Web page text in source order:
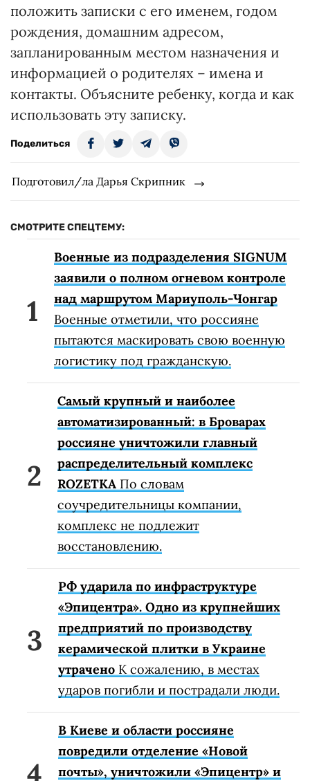
положить записки с его именем, годом
рождения, домашним адресом,
запланированным местом назначения и
информацией о родителях – имена и
контакты. Объясните ребенку, когда и как
использовать эту записку.
Поделиться
Подготовил/ла Дарья Скрипник
СМОТРИТЕ СПЕЦТЕМУ:
Военные из подразделения SIGNUM
заявили о полном огневом контроле
над маршрутом Мариуполь-Чонгар
Военные отметили, что россияне
пытаются маскировать свою военную
логистику под гражданскую.
Самый крупный и наиболее
автоматизированный: в Броварах
россияне уничтожили главный
распределительный комплекс
ROZETKA По словам
соучредительницы компании,
комплекс не подлежит
восстановлению.
РФ ударила по инфраструктуре
«Эпицентра». Одно из крупнейших
предприятий по производству
керамической плитки в Украине
утрачено К сожалению, в местах
ударов погибли и пострадали люди.
В Киеве и области россияне
повредили отделение «Новой
почты», уничтожили «Эпицентр» и